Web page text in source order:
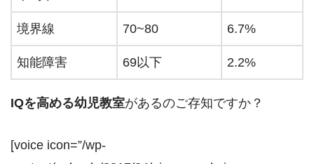
境界線 70~80 6.7%
知能障害 69以下 2.2%
IQを高める幼児教室があるのご存知ですか？
[voice icon=”/wp-